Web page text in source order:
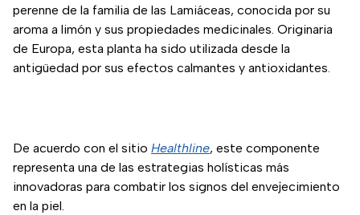
perenne de la familia de las Lamiáceas, conocida por su
aroma a limón y sus propiedades medicinales. Originaria
de Europa, esta planta ha sido utilizada desde la
antigüedad por sus efectos calmantes y antioxidantes.
De acuerdo con el sitio Healthline, este componente
representa una de las estrategias holísticas más
innovadoras para combatir los signos del envejecimiento
en la piel.